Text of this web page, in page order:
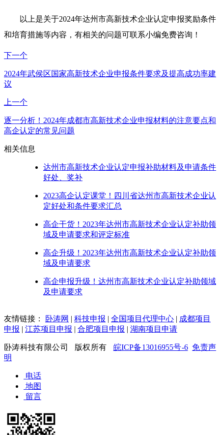
以上是关于2024年达州市高新技术企业认定申报奖励条件
和培育措施等内容，有相关的问题可联系小编免费咨询！
下一个
2024年武侯区国家高新技术企业申报条件要求及提高成功率建
议
上一个
逐一分析！2024年成都市高新技术企业申报材料的注意要点和
高企认定的常见问题
相关信息
达州市高新技术企业认定申报补助材料及申请条件
好处、奖补
2023高企认定课堂！四川省达州市高新技术企业认
定好处和条件要求汇总
高企干货！2023年达州市高新技术企业认定补助领
域及申请要求和评定标准
高企升级！2023年达州市高新技术企业认定补助领
域及申请要求
高企申报升级！达州市高新技术企业认定补助领域
及申请要求
友情链接： 卧涛网 | 科技申报 | 全国项目代理中心 | 成都项目
申报 | 江苏项目申报 | 合肥项目申报 | 湖南项目申请
卧涛科技有限公司 版权所有 皖ICP备13016955号-6 免责声
明
电话
地图
留言